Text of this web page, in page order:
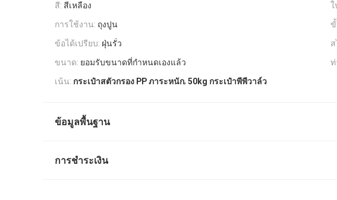
สี: สีเหลือง ใ
การใช้งาน: ถุงปูน
ข้อได้เปรียบ: ฝุ่นรั่ว
ขนาด: ยอมรับขนาดที่กำหนดเองแล้ว ท่
เน้น: กระเป๋าสตัวกรอง PP ภาระหนัก, 50kg กระเป๋าพีพีวาล์ว
ข้อมูลพื้นฐาน
การชำระเงิน